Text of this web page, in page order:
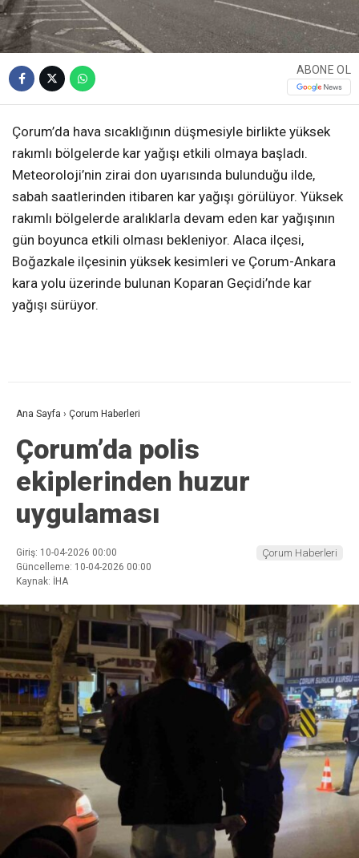
ABONE OL
Çorum’da hava sıcaklığının düşmesiyle birlikte yüksek
rakımlı bölgelerde kar yağışı etkili olmaya başladı.
Meteoroloji’nin zirai don uyarısında bulunduğu ilde,
sabah saatlerinden itibaren kar yağışı görülüyor. Yüksek
rakımlı bölgelerde aralıklarla devam eden kar yağışının
gün boyunca etkili olması bekleniyor. Alaca ilçesi,
Boğazkale ilçesinin yüksek kesimleri ve Çorum-Ankara
kara yolu üzerinde bulunan Koparan Geçidi’nde kar
yağışı sürüyor.
Ana Sayfa › Çorum Haberleri
Çorum’da polis
ekiplerinden huzur
uygulaması
Giriş: 10-04-2026 00:00
Güncelleme: 10-04-2026 00:00
Kaynak: İHA
Çorum Haberleri